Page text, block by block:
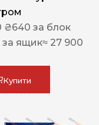
₴640 за блок
за ящик≈ 27 900
Купити